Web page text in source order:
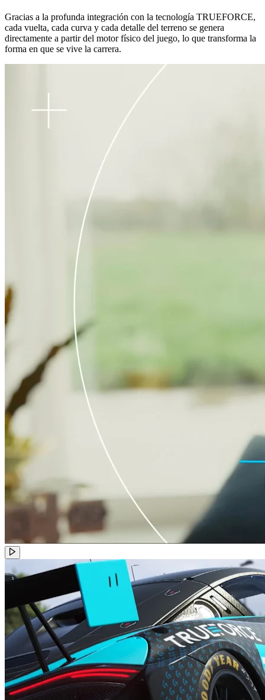
Gracias a la profunda integración con la tecnología TRUEFORCE,
cada vuelta, cada curva y cada detalle del terreno se genera
directamente a partir del motor físico del juego, lo que transforma la
forma en que se vive la carrera.